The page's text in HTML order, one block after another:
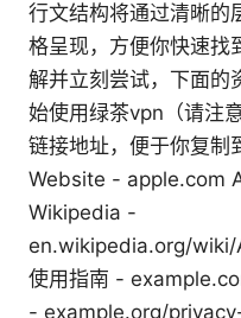
行文结构将通过清晰的
格呈现，方便你快速找
解并立刻尝试，下面的
始使用绿茶vpn（请注
链接地址，便于你复制
Website - apple.com
Wikipedia -
en.wikipedia.org/
使用指南 -
- example.org/